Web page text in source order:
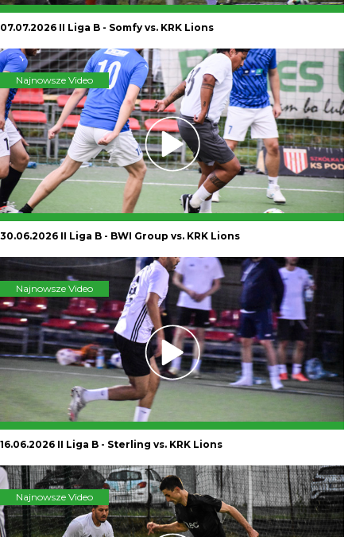
07.07.2026 II Liga B - Somfy vs. KRK Lions
Najnowsze Video
30.06.2026 II Liga B - BWI Group vs. KRK Lions
Najnowsze Video
16.06.2026 II Liga B - Sterling vs. KRK Lions
Najnowsze Video